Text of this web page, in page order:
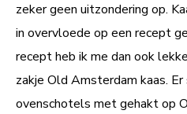
zeker geen uitzondering op.
in overvloede op een recept
recept heb ik me dan ook
zakje Old Amsterdam kaas.
ovenschotels met gehakt op